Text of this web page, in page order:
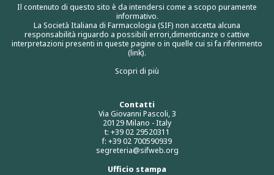
Contatti
Via Giovanni Pascoli, 3
20129 Milano - Italy
t: +39 02 29520311
f: +39 02 700590939
segreteria@sifweb.org
Ufficio stampa
Il contenuto di questo sito è da intendersi come a scopo puramente
informativo.
La Società Italiana di Farmacologia (SIF) non accetta alcuna
responsabilità riguardo a possibili errori,dimenticanze o cattive
interpretazioni presenti in queste pagine o in quelle cui si fa riferimento
(link).
Scopri di più